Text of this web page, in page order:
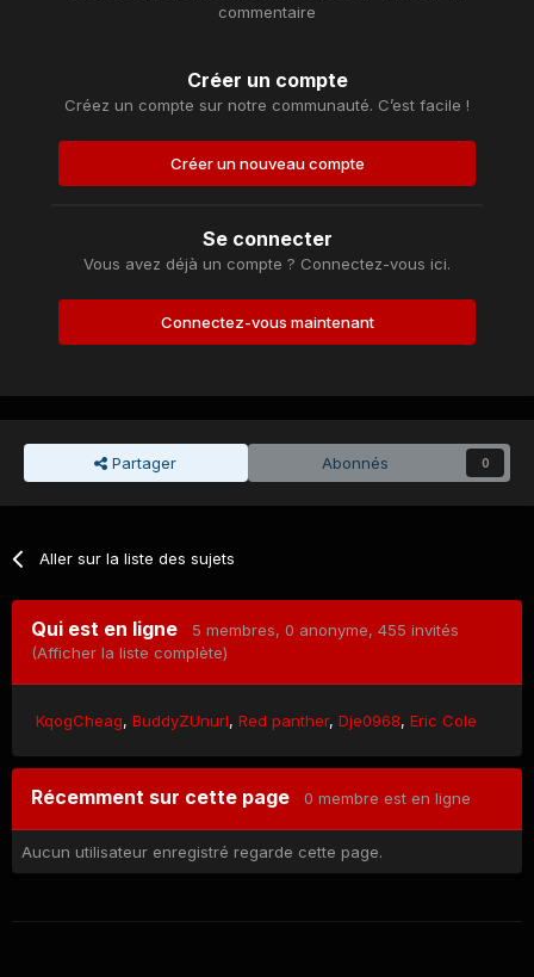
commentaire
Créer un compte
Créez un compte sur notre communauté. C’est facile !
Créer un nouveau compte
Se connecter
Vous avez déjà un compte ? Connectez-vous ici.
Connectez-vous maintenant
Partager Abonnés 0
Aller sur la liste des sujets
Qui est en ligne 5 membres, 0 anonyme, 455 invités
(Afficher la liste complète)
KqogCheag BuddyZUnurl Red panther Dje0968 Eric Cole
Récemment sur cette page 0 membre est en ligne
Aucun utilisateur enregistré regarde cette page.